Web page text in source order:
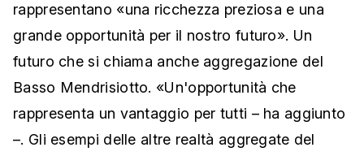
rappresentano «una ricchezza preziosa e una
grande opportunità per il nostro futuro». Un
futuro che si chiama anche aggregazione del
Basso Mendrisiotto. «Un'opportunità che
rappresenta un vantaggio per tutti – ha aggiunto
–. Gli esempi delle altre realtà aggregate del